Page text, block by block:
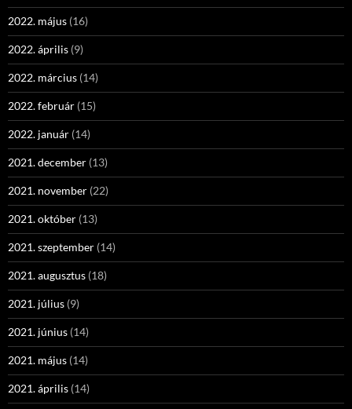
2022. május (16)
2022. április (9)
2022. március (14)
2022. február (15)
2022. január (14)
2021. december (13)
2021. november (22)
2021. október (13)
2021. szeptember (14)
2021. augusztus (18)
2021. július (9)
2021. június (14)
2021. május (14)
2021. április (14)